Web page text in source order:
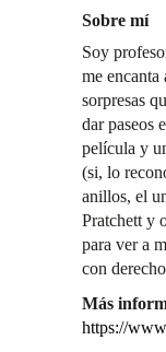
Sobre mí
Soy
me encanta
sorpresas
dar paseos
película y
(si, lo
anillos, el
Pratchett y
para ver a
con
Más
https://